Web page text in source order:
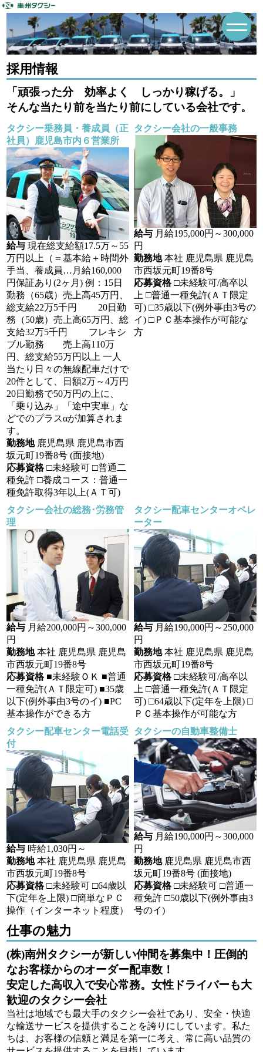
採用情報
「頑張った分 効率よく しっかり稼げる。」
そんな当たり前を当たり前にしている会社です。
タクシー乗務員・養成員（正
社員）鹿児島市内６営業所
給与 現在総支給額17.5万～55
万円以上（＝基本給＋時間外
手当、養成員…月給160,000
円保証あり(2ヶ月) 例：15日
勤務（65歳）売上高45万円、
総支給22万5千円 20日勤
務（50歳）売上高65万円、総
支給32万5千円 フレキシ
ブル勤務 売上高110万
円、総支給55万円以上 一人
当たり日々の無線配車だけで
20件として、日額2万～4万円
20日勤務で50万円の上に、
「乗り込み」「途中実車」な
どでのプラスαが加算されま
す。
勤務地鹿児島県 鹿児島市西
坂元町19番8号 (面接地)
応募資格□未経験可 □普通二
種免許 □養成コース：普通一
種免許取得3年以上(ＡＴ可)
タクシー会社の一般事務
給与 月給195,000円～300,000
円
勤務地本社 鹿児島県 鹿児島
市西坂元町19番8号
応募資格□未経験可/高卒以
上 □普通一種免許(ＡＴ限定
可) □35歳以下(例外事由3号の
イ) □ＰＣ基本操作が可能な
方
タクシー会社の総務･労務管
理
給与 月給200,000円～300,000
円
勤務地本社 鹿児島県 鹿児島
市西坂元町19番8号
応募資格■未経験ＯＫ ■普通
一種免許(ＡＴ限定可) ■35歳
以下(例外事由3号のイ) ■PC
基本操作ができる方
タクシー配車センターオペレ
ーター
給与 月給190,000円～250,000
円
勤務地本社 鹿児島県 鹿児島
市西坂元町19番8号
応募資格□未経験可/高卒以
上 □普通一種免許(ＡＴ限定
可) □64歳以下(定年を上限) □
ＰＣ基本操作が可能な方
タクシー配車センター電話受
付
給与 時給1,030円～
勤務地本社 鹿児島県 鹿児島
市西坂元町19番8号
応募資格□未経験可 □64歳以
下(定年を上限) □簡単なＰＣ
操作（インターネット程度）
タクシーの自動車整備士
給与 月給190,000円～300,000
円
勤務地鹿児島県 鹿児島市西
坂元町19番8号 (面接地)
応募資格□未経験可 □普通一
種免許 □50歳以下(例外事由3
号のイ)
仕事の魅力
(株)南州タクシーが新しい仲間を募集中！圧倒的
なお客様からのオーダー配車数！
安定した高収入で安心常務。女性ドライバーも大
歓迎のタクシー会社
当社は地域でも最大手のタクシー会社であり、安全・快適
な輸送サービスを提供することを誇りにしています。私た
ちは、お客様の信頼と満足を第一に考え、常に高い品質の